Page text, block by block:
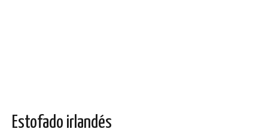
Estofado irlandés